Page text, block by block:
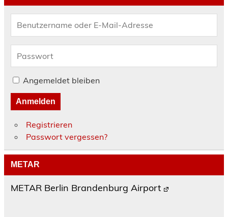
Angemeldet bleiben
Anmelden
Registrieren
Passwort vergessen?
METAR
METAR Berlin Brandenburg Airport